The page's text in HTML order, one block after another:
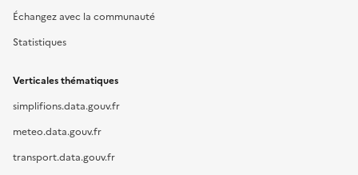
Échangez avec la communauté
Statistiques
Verticales thématiques
simplifions.data.gouv.fr
meteo.data.gouv.fr
transport.data.gouv.fr